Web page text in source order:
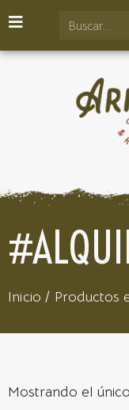
Inicio / Productos
Mostrando el